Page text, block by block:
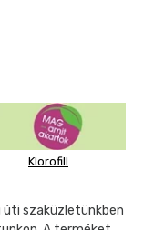
Klorofill
szaküzletünkben